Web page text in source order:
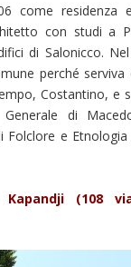
come residenza
con studi a
di Salonicco.
perché serviva
Costantino, e
di
Folclore e
(108